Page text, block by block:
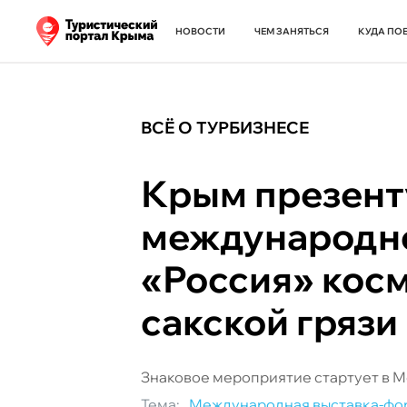
НОВОСТИ ЧЕМ ЗАНЯТЬСЯ КУДА
ВСЁ О ТУРБИЗНЕСЕ
Крым
«Россия»
сакской
Знаковое мероприятие стартует в